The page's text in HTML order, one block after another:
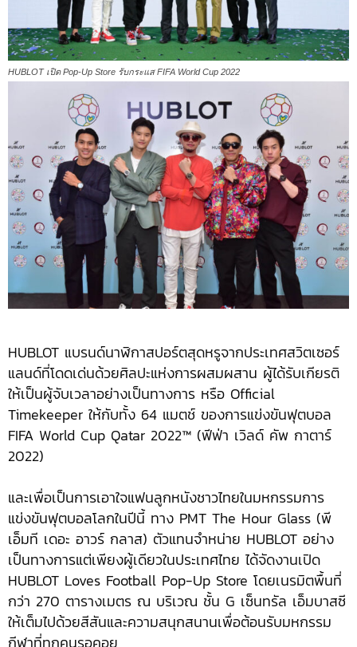
HUBLOT เปิด Pop-Up Store รับกระแส FIFA World Cup 2022
HUBLOT แบรนด์นาฬิกาสปอร์ตสุดหรูจากประเทศสวิตเซอร์
แลนด์ที่โดดเด่นด้วยศิลปะแห่งการผสมผสาน ผู้ได้รับเกียรติ
ให้เป็นผู้จับเวลาอย่างเป็นทางการ หรือ Official
Timekeeper ให้กับทั้ง 64 แมตช์ ของการแข่งขันฟุตบอล
FIFA World Cup Qatar 2022™ (ฟีฟ่า เวิลด์ คัพ กาตาร์
2022)
และเพื่อเป็นการเอาใจแฟนลูกหนังชาวไทยในมหกรรมการ
แข่งขันฟุตบอลโลกในปีนี้ ทาง PMT The Hour Glass (พี
เอ็มที เดอะ อาวร์ กลาส) ตัวแทนจำหน่าย HUBLOT อย่าง
เป็นทางการแต่เพียงผู้เดียวในประเทศไทย ได้จัดงานเปิด
HUBLOT Loves Football Pop-Up Store โดยเนรมิตพื้นที่
กว่า 270 ตารางเมตร ณ บริเวณ ชั้น G เซ็นทรัล เอ็มบาสซี
ให้เต็มไปด้วยสีสันและความสนุกสนานเพื่อต้อนรับมหกรรม